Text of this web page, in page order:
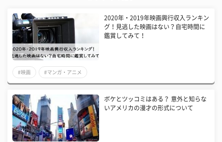
2020年・2019年映画興行収入ランキン
グ！見逃した映画はない？自宅時間に
鑑賞してみて！
#映画 #マンガ・アニメ
ボケとツッコミはある？ 意外と知らな
いアメリカの漫才の形式について